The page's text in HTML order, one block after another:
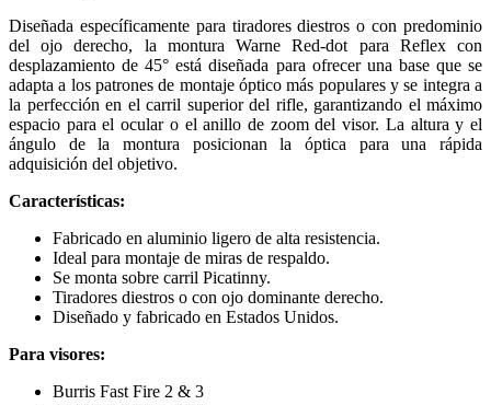
Diseñada específicamente para tiradores diestros o con predominio
del ojo derecho, la montura Warne Red-dot para Reflex con
desplazamiento de 45° está diseñada para ofrecer una base que se
adapta a los patrones de montaje óptico más populares y se integra a
la perfección en el carril superior del rifle, garantizando el máximo
espacio para el ocular o el anillo de zoom del visor. La altura y el
ángulo de la montura posicionan la óptica para una rápida
adquisición del objetivo.
Características:
Fabricado en aluminio ligero de alta resistencia.
Ideal para montaje de miras de respaldo.
Se monta sobre carril Picatinny.
Tiradores diestros o con ojo dominante derecho.
Diseñado y fabricado en Estados Unidos.
Para visores:
Burris Fast Fire 2 & 3